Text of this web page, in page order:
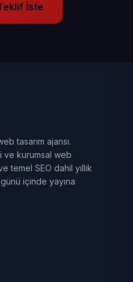
İste
tasarım ajansı.
ve kurumsal web
temel SEO dahil yıllık
içinde yayına